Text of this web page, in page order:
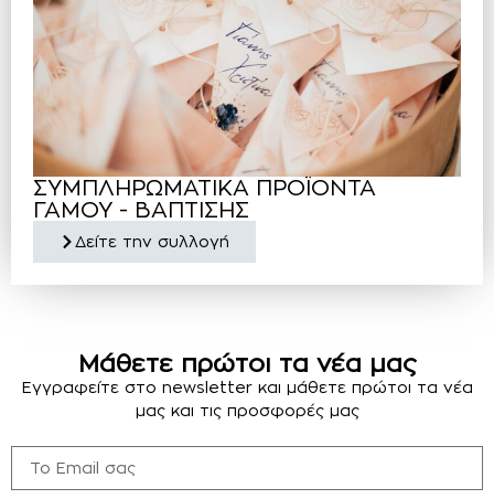
ΣΥΜΠΛΗΡΩΜΑΤΙΚΑ ΠΡΟΪΟΝΤΑ
ΓΑΜΟΥ - ΒΑΠΤΙΣΗΣ
Δείτε την συλλογή
Μάθετε πρώτοι τα νέα μας
Εγγραφείτε στο newsletter και μάθετε πρώτοι τα νέα
μας και τις προσφορές μας